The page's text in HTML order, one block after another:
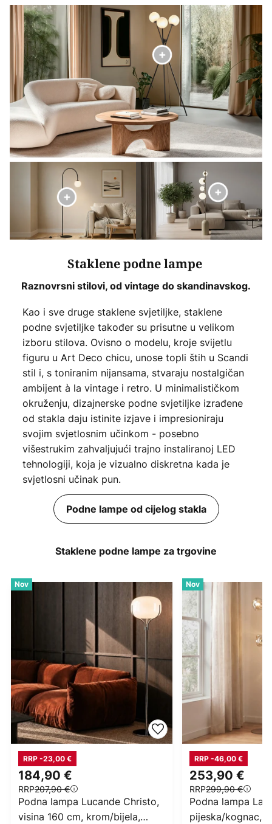
Staklene podne lampe
Raznovrsni stilovi, od vintage do skandinavskog.
Kao i sve druge staklene svjetiljke, staklene
podne svjetiljke također su prisutne u velikom
izboru stilova. Ovisno o modelu, kroje svijetlu
figuru u Art Deco chicu, unose topli štih u Scandi
stil i, s toniranim nijansama, stvaraju nostalgičan
ambijent à la vintage i retro. U minimalističkom
okruženju, dizajnerske podne svjetiljke izrađene
od stakla daju istinite izjave i impresioniraju
svojim svjetlosnim učinkom - posebno
višestrukim zahvaljujući trajno instaliranoj LED
tehnologiji, koja je vizualno diskretna kada je
svjetlosni učinak pun.
Podne lampe od cijelog stakla
Staklene podne lampe za trgovine
Nov
184,90 €
RRP207,90 €
RRP -23,00 €
Podna lampa Lucande Christo,
visina 160 cm, krom/bijela,
Nov
253,90 €
RRP299,90 €
RRP -46,00 €
Podna lampa
pijeska/kognac,